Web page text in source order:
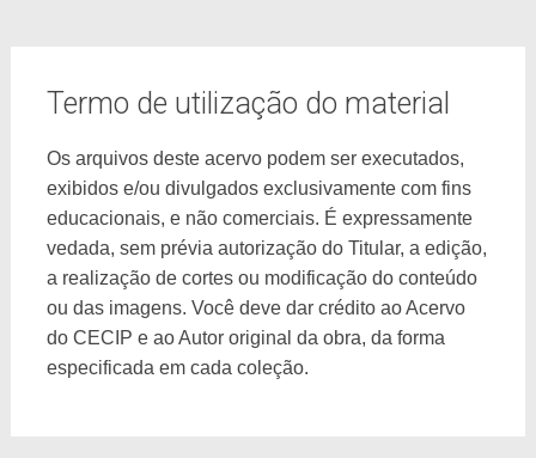
Termo de utilização do material
Os arquivos deste acervo podem ser executados,
exibidos e/ou divulgados exclusivamente com fins
educacionais, e não comerciais. É expressamente
vedada, sem prévia autorização do Titular, a edição,
a realização de cortes ou modificação do conteúdo
ou das imagens. Você deve dar crédito ao Acervo
do CECIP e ao Autor original da obra, da forma
especificada em cada coleção.